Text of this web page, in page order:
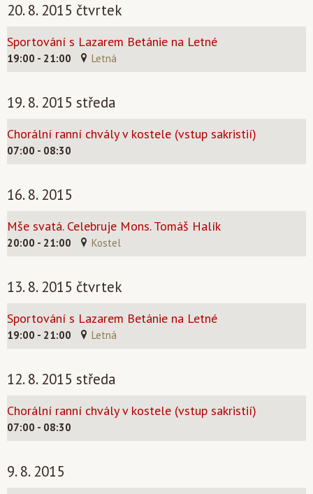
20. 8. 2015 čtvrtek
Sportování s Lazarem Betánie na Letné
19:00 - 21:00 Letná
19. 8. 2015 středa
Chorální ranní chvály v kostele (vstup sakristií)
07:00 - 08:30
16. 8. 2015
Mše svatá. Celebruje Mons. Tomáš Halík
20:00 - 21:00 Kostel
13. 8. 2015 čtvrtek
Sportování s Lazarem Betánie na Letné
19:00 - 21:00 Letná
12. 8. 2015 středa
Chorální ranní chvály v kostele (vstup sakristií)
07:00 - 08:30
9. 8. 2015